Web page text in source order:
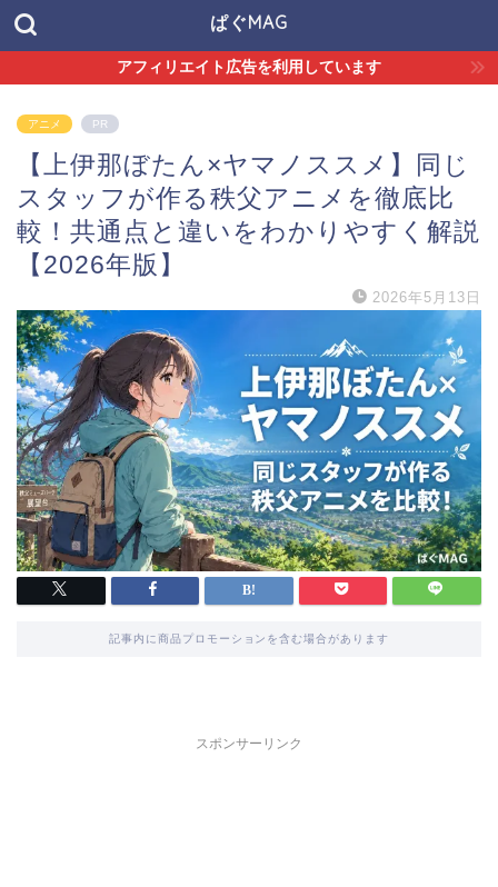
ぱぐMAG
アフィリエイト広告を利用しています
アニメ PR
【上伊那ぼたん×ヤマノススメ】同じ
スタッフが作る秩父アニメを徹底比
較！共通点と違いをわかりやすく解説
【2026年版】
2026年5月13日
記事内に商品プロモーションを含む場合があります
スポンサーリンク